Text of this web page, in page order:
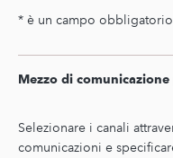
Second
sub
text
* è un campo obbligatorio
Second
Mezzo di
Selezionare i canali
comunicazioni e